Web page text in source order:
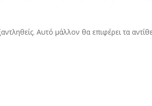
Αυτό μάλλον θα επιφέρει τα